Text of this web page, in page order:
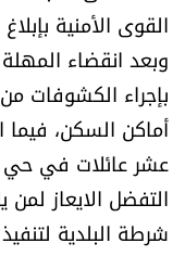
الرياضة
منوّعات
حظّك اليوم
للتاريخ
القوى الأمنية
وبعد انقضاء
بإجراء الكشوفات
أماكن السكن،
عشر عائلات في حي
التفضل الايعاز لمن
شرطة البلدية